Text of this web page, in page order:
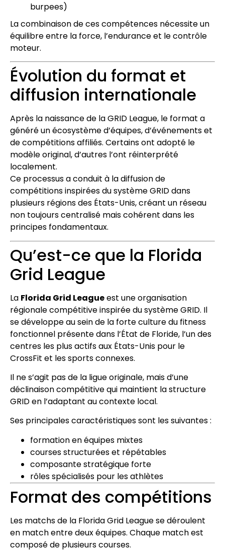
burpees)
La combinaison de ces compétences nécessite un
équilibre entre la force, l’endurance et le contrôle
moteur.
Évolution du format et
diffusion internationale
Après la naissance de la GRID League, le format a
généré un écosystème d’équipes, d’événements et
de compétitions affiliés. Certains ont adopté le
modèle original, d’autres l’ont réinterprété
localement.
Ce processus a conduit à la diffusion de
compétitions inspirées du système GRID dans
plusieurs régions des États-Unis, créant un réseau
non toujours centralisé mais cohérent dans les
principes fondamentaux.
Qu’est-ce que la Florida
Grid League
La Florida Grid Leagueest une organisation
régionale compétitive inspirée du système GRID. Il
se développe au sein de la forte culture du fitness
fonctionnel présente dans l’État de Floride, l’un des
centres les plus actifs aux États-Unis pour le
CrossFit et les sports connexes.
Il ne s’agit pas de la ligue originale, mais d’une
déclinaison compétitive qui maintient la structure
GRID en l’adaptant au contexte local.
Ses principales caractéristiques sont les suivantes :
formation en équipes mixtes
courses structurées et répétables
composante stratégique forte
rôles spécialisés pour les athlètes
Format des compétitions
Les matchs de la Florida Grid League se déroulent
en match entre deux équipes. Chaque match est
composé de plusieurs courses.